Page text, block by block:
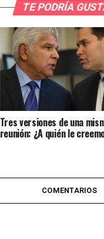
TE PODRÍA
Tres versiones de una
reunión: ¿A quién le
COMENTARIOS